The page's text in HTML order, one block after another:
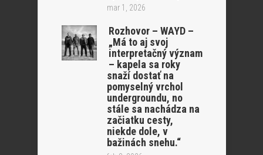
mar 1, 2026
Rozhovor – WAYD –
„Má to aj svoj
interpretačný význam
– kapela sa roky
snaží dostať na
pomyselný vrchol
undergroundu, no
stále sa nachádza na
začiatku cesty,
niekde dole, v
bažinách snehu.“